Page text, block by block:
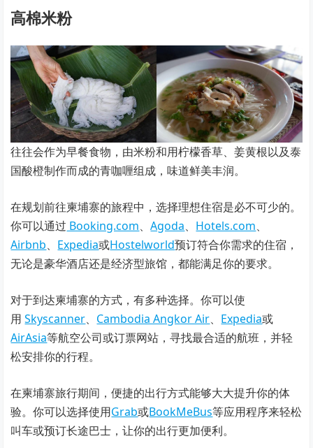
高棉米粉
往往会作为早餐食物，由米粉和用柠檬香草、姜黄根以及泰
国酸橙制作而成的青咖喱组成，味道鲜美丰润。
在规划前往柬埔寨的旅程中，选择理想住宿是必不可少的。
你可以通过 Booking.com、Agoda、 Hotels.com、
Airbnb、 Expedia或Hostelworld预订符合你需求的住宿，
无论是豪华酒店还是经济型旅馆，都能满足你的要求。
对于到达柬埔寨的方式，有多种选择。你可以使
用Skyscanner、 Cambodia Angkor Air、 Expedia或
AirAsia等航空公司或订票网站，寻找最合适的航班，并轻
松安排你的行程。
在柬埔寨旅行期间，便捷的出行方式能够大大提升你的体
验。你可以选择使用Grab或BookMeBus等应用程序来轻松
叫车或预订长途巴士，让你的出行更加便利。